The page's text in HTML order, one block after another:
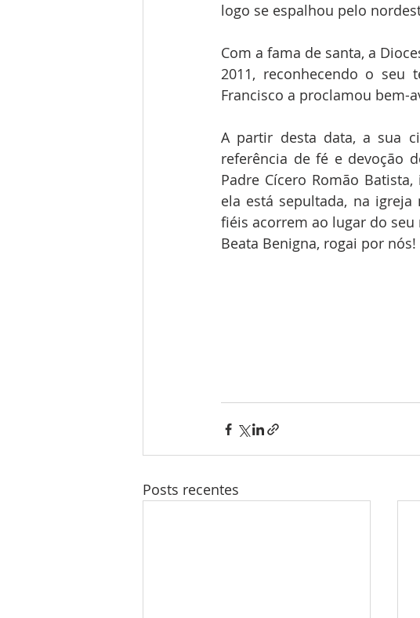
logo se espalhou pelo
Com a fama de santa, a
2011, reconhecendo o seu
Francisco a proclamou bem-
A partir desta data, a sua
referência de fé e devoção
Padre Cícero Romão
ela está sepultada, na
fiéis acorrem ao lugar do
Beata Benigna, rogai por nós!
Posts recentes